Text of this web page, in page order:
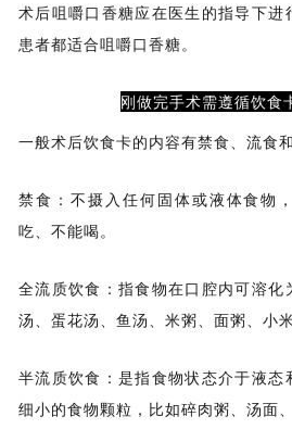
术后咀嚼口香糖应在医生的指导下进
患者都适合咀嚼口香糖。
刚做完手术需遵循饮食
一般术后饮食卡的内容有禁食、流食
禁食：不摄入任何固体或液体食物
吃、不能喝。
全流质饮食：指食物在口腔内可溶化
汤、蛋花汤、鱼汤、米粥、面粥、小
半流质饮食：是指食物状态介于液态
细小的食物颗粒，比如碎肉粥、汤面、